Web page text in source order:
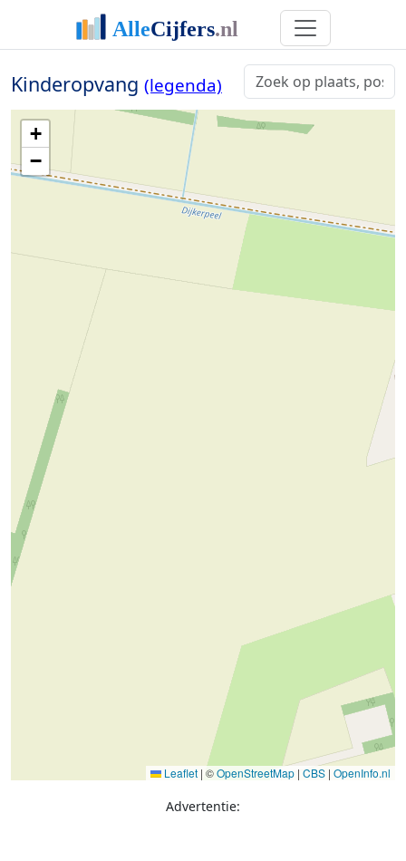
Kinderopvang (legenda)
+
−
Leaflet | ©OpenStreetMap | CBS | OpenInfo.nl
Advertentie: